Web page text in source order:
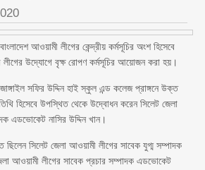
আওয়ামী লীগের কেন্দ্রীয় কর্মসূচির অংশ হিসেবে
উদ্যোগে বৃক্ষ রোপণ কর্মসূচির আয়োজন করা হয়।
সফির উদ্দিন হাই স্কুল এন্ড কলেজ প্রাঙ্গনে উক্ত
হিসেবে উপস্থিত থেকে উদ্বোধন করেন সিলেট জেলা
এডভোকেট নাসির উদ্দিন খান।
ছিলেন সিলেট জেলা আওয়ামী লীগের সাবেক যুগ্ম সম্পাদক
আওয়ামী লীগের সাবেক প্রচার সম্পাদক এডভোকেট